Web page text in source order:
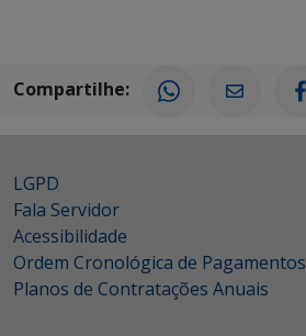
Compartilhe:
LGPD
Fala Servidor
Acessibilidade
Ordem Cronológica de Pagamentos
Planos de Contratações Anuais